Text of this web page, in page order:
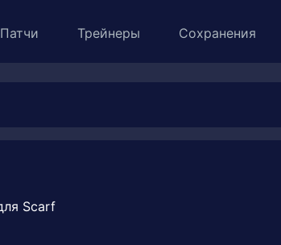
Патчи Трейнеры Сохранения